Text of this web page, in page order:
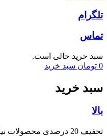
تلگرام
تماس
سبد خرید خالی است.
0 تومان سبد خرید
سبد خرید
بالا
تخفیف 20 درصدی محصولات نیاک!